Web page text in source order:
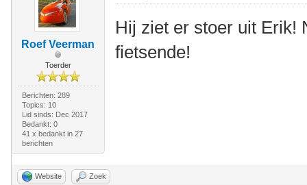
Roef Veerman
Toerder
Berichten: 289
Topics: 10
Lid sinds: Dec 2017
Bedankt: 0
41 x bedankt in 27
berichten
Hij ziet er stoer uit Erik!
fietsende!
Website Zoek